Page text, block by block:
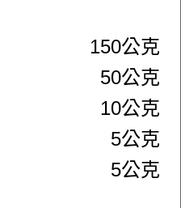
150公克
50公克
10公克
5公克
5公克